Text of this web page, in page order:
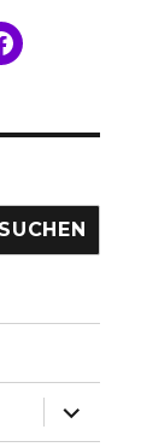
SUCHEN